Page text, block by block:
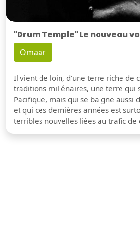
"Drum Temple" Le nouveau
Omaar
Il vient de loin, d'une terre riche de
traditions millénaires, une terre qui
Pacifique, mais qui se baigne aussi
et qui ces dernières années est
terribles nouvelles liées au trafic de